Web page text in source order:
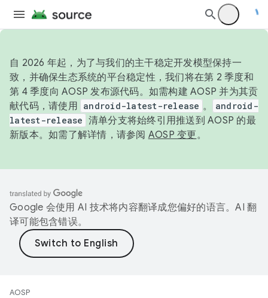
自 2026 年起，为了与我们的主干稳定开发模型保持一
致，并确保生态系统的平台稳定性，我们将在第 2 季度和
第 4 季度向 AOSP 发布源代码。如需构建 AOSP 并为其贡
献代码，请使用 android-latest-release 。
android-
latest-release 清单分支将始终引用推送到 AOSP 的最
新版本。如需了解详情，请参阅 AOSP 变更。
Google 会使用 AI 技术将内容翻译成您偏好的语言。AI 翻
译可能包含错误。
AOSP